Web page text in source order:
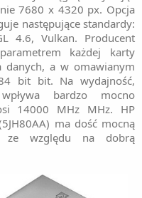
7680 x 4320 px. Opcja
następujące standardy:
4.6, Vulkan. Producent
każdej karty
danych, a w omawianym
bit bit. Na wydajność,
bardzo mocno
14000 MHz MHz. HP
ma dość mocną
ze względu na dobrą